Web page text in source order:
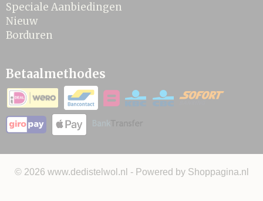
Speciale Aanbiedingen
Nieuw
Borduren
Betaalmethodes
© 2026 www.dedistelwol.nl - Powered by Shoppagina.nl